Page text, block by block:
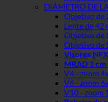
DIÁMETRO DE
Objetivo de
Lente de 42
Objetivo de
Objetivo de
Visores
MRAD 1
V4 - zoom
V6 - zoom
V10 - zoom